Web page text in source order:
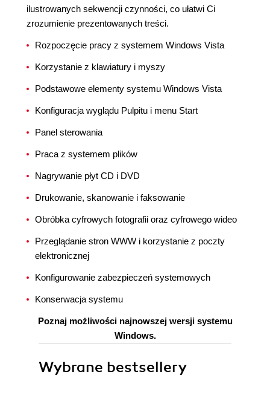
ilustrowanych sekwencji czynności, co ułatwi Ci
zrozumienie prezentowanych treści.
Rozpoczęcie pracy z systemem Windows Vista
Korzystanie z klawiatury i myszy
Podstawowe elementy systemu Windows Vista
Konfiguracja wyglądu Pulpitu i menu Start
Panel sterowania
Praca z systemem plików
Nagrywanie płyt CD i DVD
Drukowanie, skanowanie i faksowanie
Obróbka cyfrowych fotografii oraz cyfrowego wideo
Przeglądanie stron WWW i korzystanie z poczty
elektronicznej
Konfigurowanie zabezpieczeń systemowych
Konserwacja systemu
Poznaj możliwości najnowszej wersji systemu
Windows.
Wybrane bestsellery